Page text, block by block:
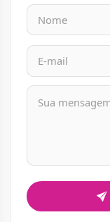
Nome
E-mail
Mensagem